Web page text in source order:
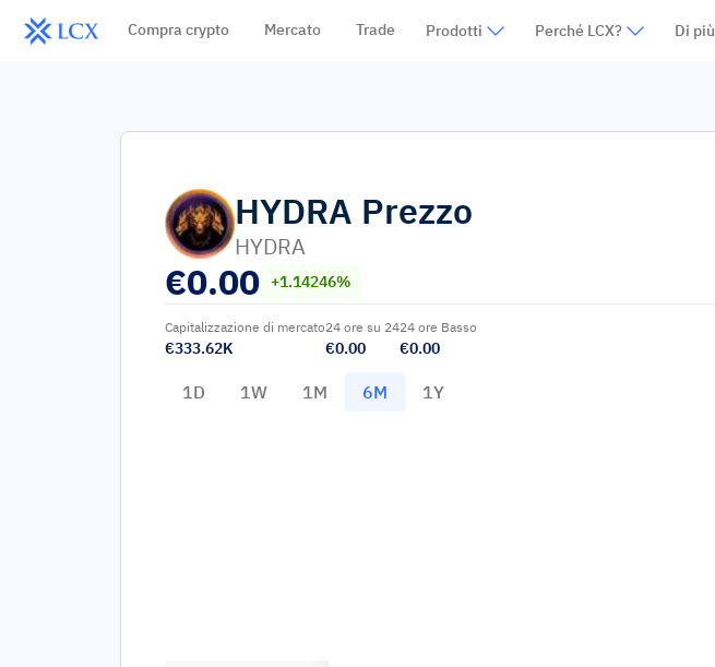
Compra crypto Mercato Trade Prodotti Perché LCX? Di più
HYDRA Prezzo
HYDRA
€0.00 +1.14246%
Capitalizzazione di mercato
€333.62K
24 ore su 24
€0.00
24 ore Basso
€0.00
1D 1W 1M 6M 1Y